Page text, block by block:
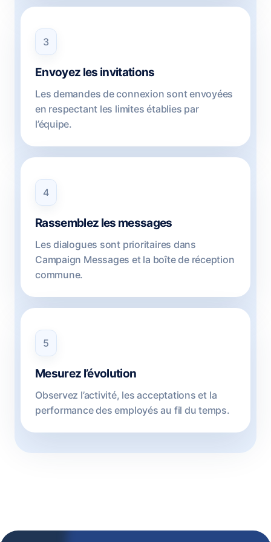
3
Envoyez les invitations
Les demandes de connexion sont envoyées
en respectant les limites établies par
l’équipe.
4
Rassemblez les messages
Les dialogues sont prioritaires dans
Campaign Messages et la boîte de réception
commune.
5
Mesurez l’évolution
Observez l’activité, les acceptations et la
performance des employés au fil du temps.